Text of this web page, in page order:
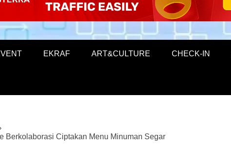
EKRAF ART&CULTURE CHECK-IN
Berkolaborasi Ciptakan Menu Minuman Segar